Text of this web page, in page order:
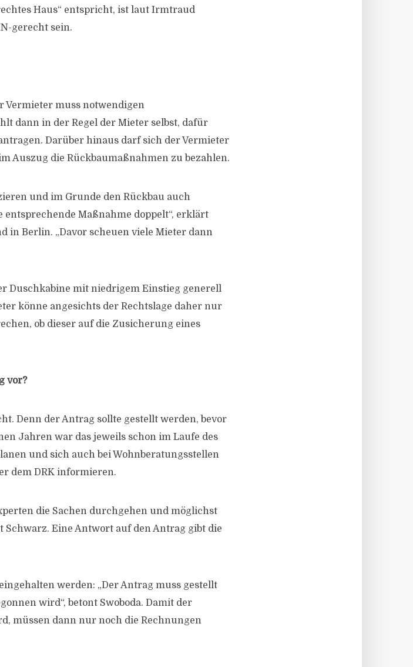
Haus“ entspricht, ist laut Irmtraud
gerecht sein.
Vermieter muss notwendigen
dann in der Regel der Mieter selbst, dafür
Darüber hinaus darf sich der Vermieter
Auszug die Rückbaumaßnahmen zu bezahlen.
und im Grunde den Rückbau auch
entsprechende Maßnahme doppelt“, erklärt
in Berlin. „Davor scheuen viele Mieter dann
Duschkabine mit niedrigem Einstieg generell
könne angesichts der Rechtslage daher nur
ob dieser auf die Zusicherung eines
vor?
Denn der Antrag sollte gestellt werden, bevor
Jahren war das jeweils schon im Laufe des
und sich auch bei Wohnberatungsstellen
dem DRK informieren.
die Sachen durchgehen und möglichst
Eine Antwort auf den Antrag gibt die
werden: „Der Antrag muss gestellt
wird“, betont Swoboda. Damit der
müssen dann nur noch die Rechnungen